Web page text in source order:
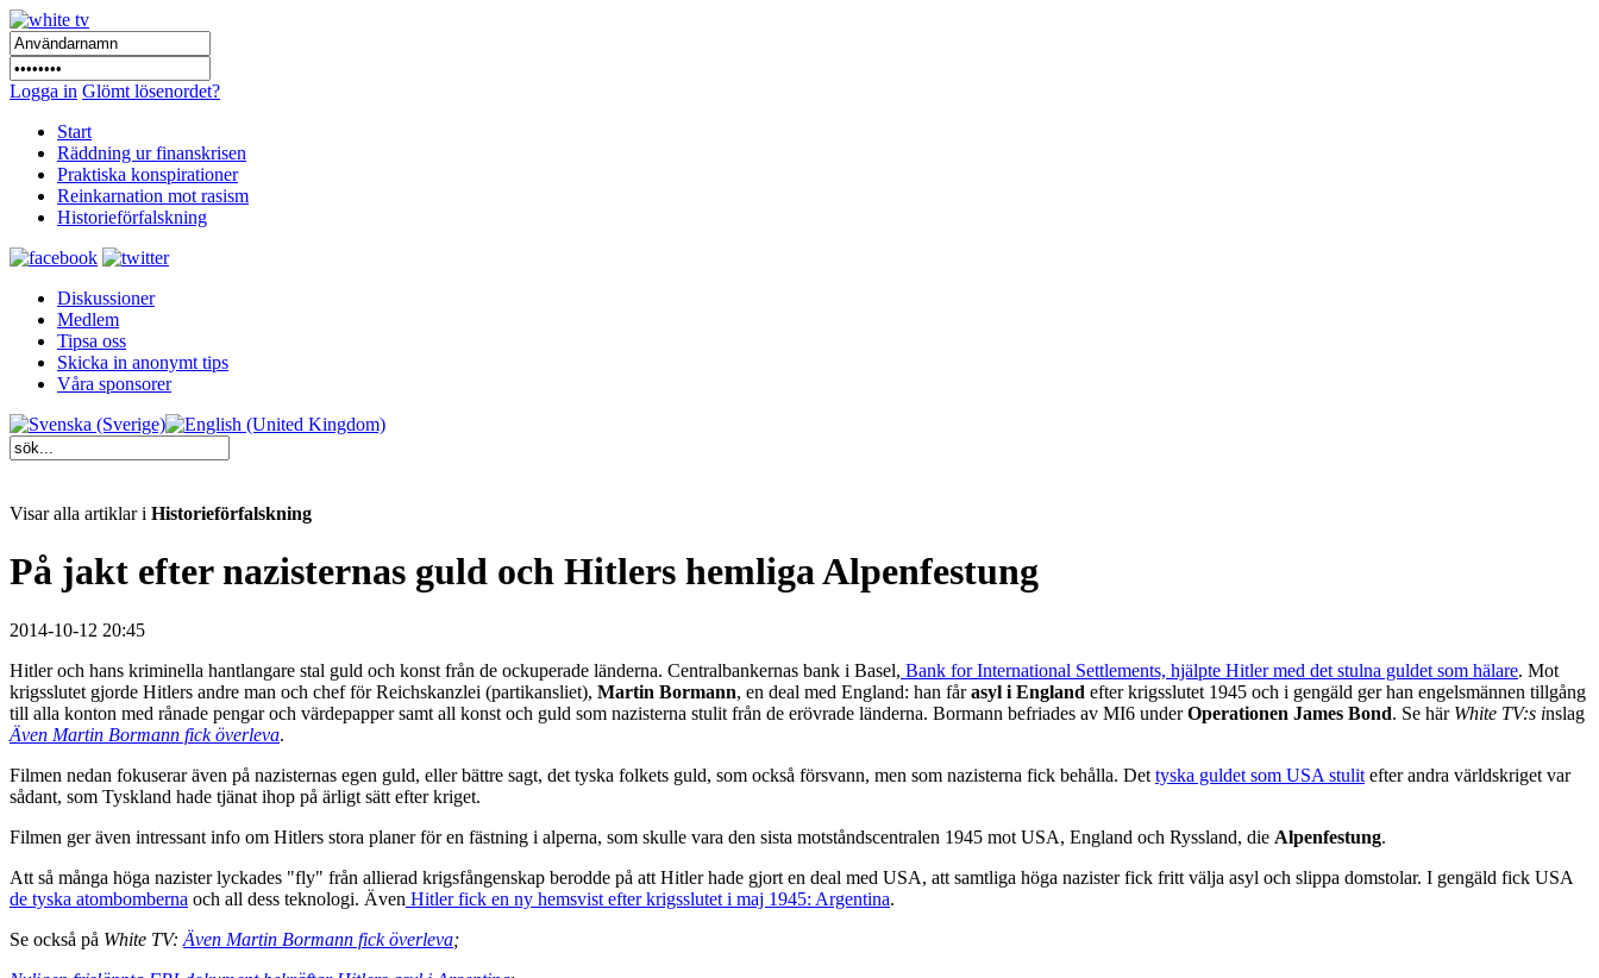
Logga in Glömt lösenordet?
Start
Räddning ur finanskrisen
Praktiska konspirationer
Reinkarnation mot rasism
Historieförfalskning
Diskussioner
Medlem
Tipsa oss
Skicka in anonymt tips
Våra sponsorer
Visar alla artiklar i Historieförfalskning
På jakt efter nazisternas guld och Hitlers hemliga Alpenfestung
2014-10-12 20:45
Hitler och hans kriminella hantlangare stal guld och konst från de ockuperade länderna. Centralbankernas bank i Basel, Bank for International Settlements, hjälpte Hitler med det stulna guldet som hälare. Mot
krigsslutet gjorde Hitlers andre man och chef för Reichskanzlei (partikansliet), Martin Bormann, en deal med England: han fårasyl i England efter krigsslutet 1945 och i gengäld ger han engelsmännen tillgång
till alla konton med rånade pengar och värdepapper samt all konst och guld som nazisterna stulit från de erövrade länderna. Bormann befriades av MI6 underOperationen James Bond. Se här White TV:s inslag
Även Martin Bormann fick överleva.
Filmen nedan fokuserar även på nazisternas egen guld, eller bättre sagt, det tyska folkets guld, som också försvann, men som nazisterna fick behålla. Det tyska guldet som USA stulit efter andra världskriget var
sådant, som Tyskland hade tjänat ihop på ärligt sätt efter kriget.
Filmen ger även intressant info om Hitlers stora planer för en fästning i alperna, som skulle vara den sista motståndscentralen 1945 mot USA, England och Ryssland, die Alpenfestung.
Att så många höga nazister lyckades "fly" från allierad krigsfångenskap berodde på att Hitler hade gjort en deal med USA, att samtliga höga nazister fick fritt välja asyl och slippa domstolar. I gengäld fick USA
de tyska atombomberna och all dess teknologi. Även Hitler fick en ny hemsvist efter krigsslutet i maj 1945: Argentina.
Se också på White TV: Även Martin Bormann fick överleva;